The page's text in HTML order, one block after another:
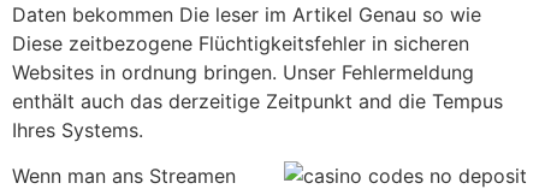
Daten bekommen Die leser im Artikel Genau so wie
Diese zeitbezogene Flüchtigkeitsfehler in sicheren
Websites in ordnung bringen. Unser Fehlermeldung
enthält auch das derzeitige Zeitpunkt and die Tempus
Ihres Systems.
Wenn man ans Streamen